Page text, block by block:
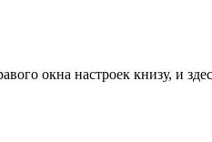
окна настроек книзу, и